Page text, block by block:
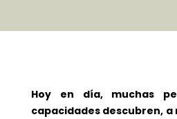
Hoy en día, muchas
capacidades descubren,